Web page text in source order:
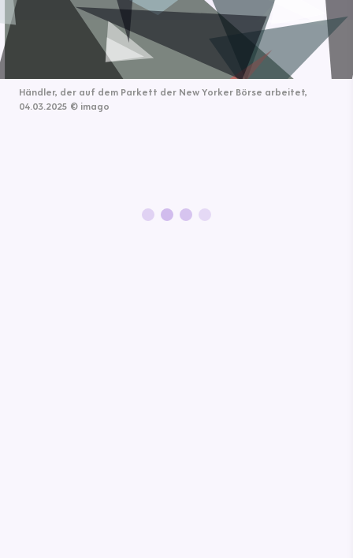
Händler, der auf dem Parkett der New Yorker Börse arbeitet,
04.03.2025 © imago